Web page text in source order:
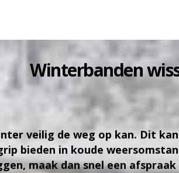
Winterbanden
veilig de weg op kan. Dit
bieden in koude
maak dan snel een